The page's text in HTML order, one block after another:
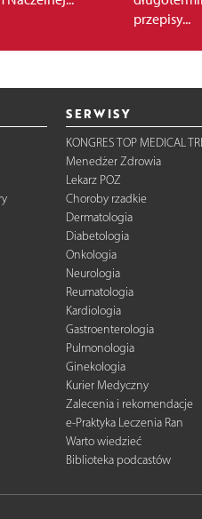
przepisy...
SERWISY
KONGRES TOP MEDICAL
Menedżer Zdrowia
Lekarz POZ
Choroby rzadkie
Dermatologia
Diabetologia
Onkologia
Neurologia
Reumatologia
Kardiologia
Gastroenterologia
Pulmonologia
Ginekologia
Kurier Medyczny
Zalecenia i rekomendacje
e-Praktyka Leczenia Ran
Warto wiedzieć
Biblioteka podcastów